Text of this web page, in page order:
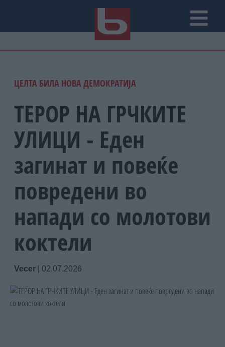
ЦЕЛТА БИЛА НОВА ДЕМОКРАТИЈА
ТЕРОР НА ГРЧКИТЕ
УЛИЦИ - Еден
загинат и повеќе
повредени во
напади со молотови
коктели
Vecer 02.07.2026